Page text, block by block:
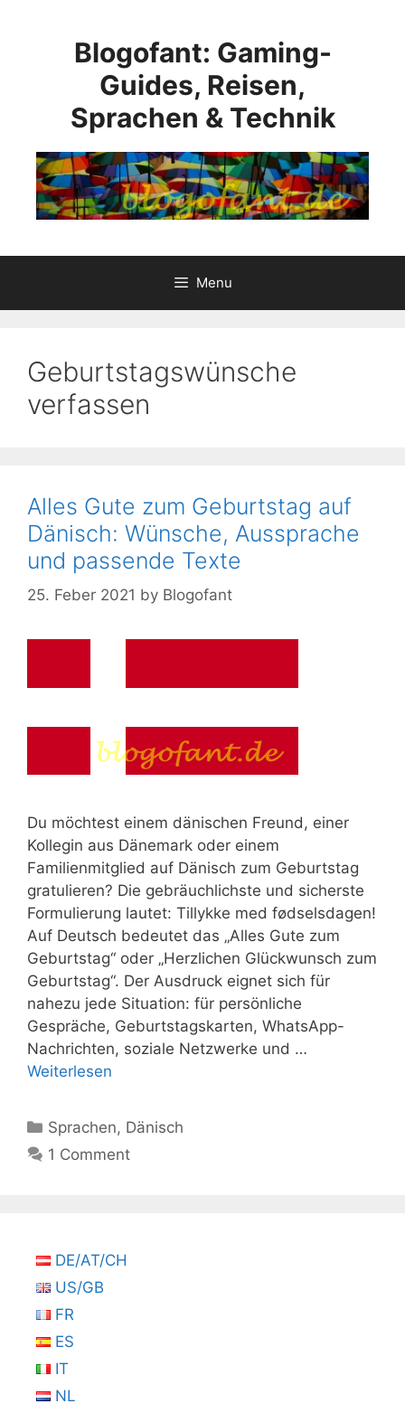
Blogofant: Gaming-
Guides, Reisen,
Sprachen & Technik
Menu
Geburtstagswünsche
verfassen
Alles Gute zum Geburtstag auf
Dänisch: Wünsche, Aussprache
und passende Texte
25. Feber 2021 by Blogofant
Du möchtest einem dänischen Freund, einer
Kollegin aus Dänemark oder einem
Familienmitglied auf Dänisch zum Geburtstag
gratulieren? Die gebräuchlichste und sicherste
Formulierung lautet: Tillykke med fødselsdagen!
Auf Deutsch bedeutet das „Alles Gute zum
Geburtstag“ oder „Herzlichen Glückwunsch zum
Geburtstag“. Der Ausdruck eignet sich für
nahezu jede Situation: für persönliche
Gespräche, Geburtstagskarten, WhatsApp-
Nachrichten, soziale Netzwerke und …
Weiterlesen
Kategorien
Sprachen, Dänisch
1 Comment
DE/AT/CH
US/GB
FR
ES
IT
NL